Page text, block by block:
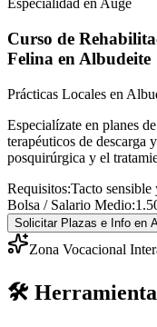
Especialidad en Auge
Curso de
Felina en Albudeite
Prácticas Locales en
Especialízate en planes
terapéuticos de descarga
posquirúrgica y el
Requisitos:Tacto sensible
Bolsa / Salario Medio:
Solicitar Plazas e Info en
Zona Vocacional
🛠️